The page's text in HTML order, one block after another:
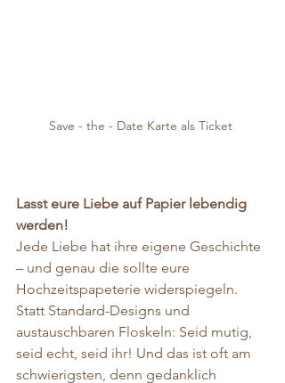
Save - the - Date Karte als Ticket
Lasst eure Liebe auf Papier lebendig
werden!
Jede Liebe hat ihre eigene Geschichte
– und genau die sollte eure
Hochzeitspapeterie widerspiegeln.
Statt Standard-Designs und
austauschbaren Floskeln: Seid mutig,
seid echt, seid ihr! Und das ist oft am
schwierigsten, denn gedanklich